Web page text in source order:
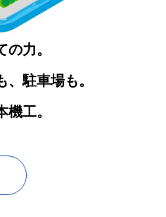
力。
駐車場も。
工。